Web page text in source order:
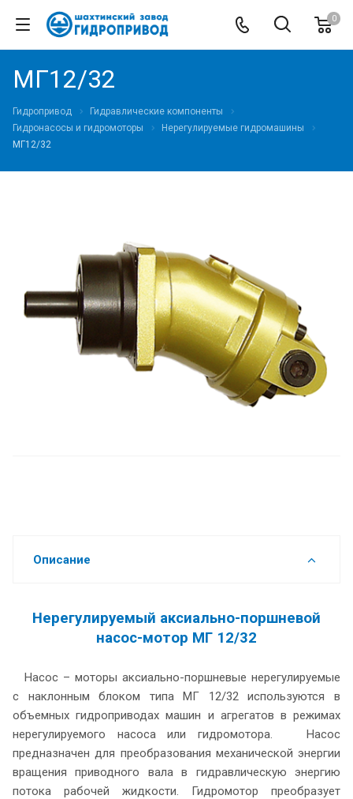
0
МГ12/32
Гидропривод
Гидравлические компоненты
Гидронасосы и гидромоторы
Нерегулируемые гидромашины
МГ12/32
Описание
Нерегулируемый аксиально-поршневой
насос-мотор МГ 12/32
Насос – моторы аксиально-поршневые нерегулируемые
с наклонным блоком типа МГ 12/32 используются в
объемных гидроприводах машин и агрегатов в режимах
нерегулируемого насоса или гидромотора. Насос
предназначен для преобразования механической энергии
вращения приводного вала в гидравлическую энергию
потока рабочей жидкости. Гидромотор преобразует